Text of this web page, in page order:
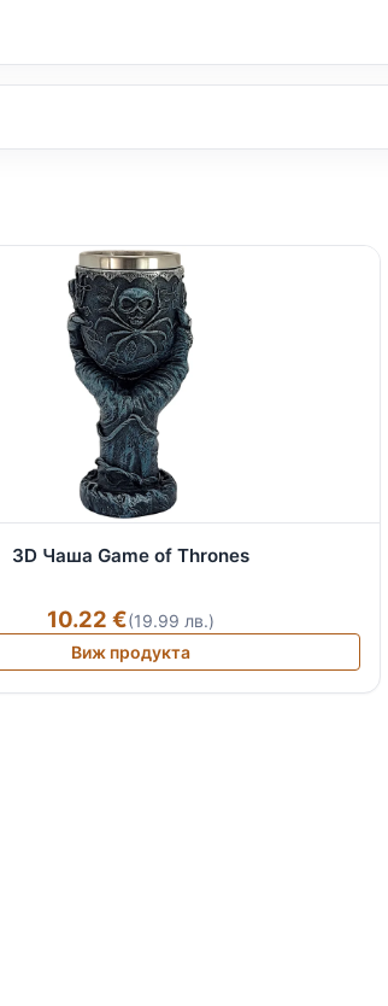
3D Чаша Game of Thrones
10.22 €(19.99 лв.)
Виж продукта